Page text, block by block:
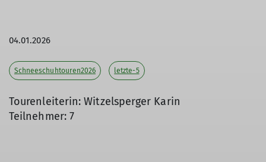
04.01.2026
Schneeschuhtouren2026 letzte-5
Tourenleiterin: Witzelsperger Karin
Teilnehmer: 7